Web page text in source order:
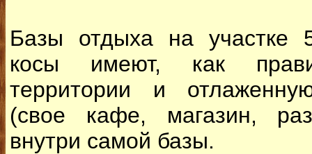
Базы отдыха на участке
косы имеют, как
территории и
(свое кафе, магазин,
внутри самой базы.